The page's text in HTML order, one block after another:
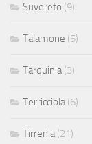
Suvereto (9)
Talamone (5)
Tarquinia(3)
Terricciola(6)
Tirrenia(21)